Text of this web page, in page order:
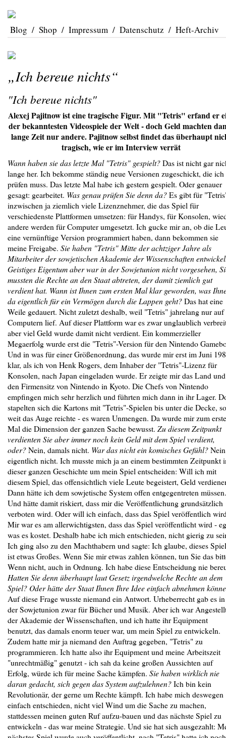
Blog / Shop / Impressum / Datenschutz / Heft-Archiv
„Ich bereue nichts“
"Ich bereue nichts"
Alexej Pajitnow ist eine tragische Figur. Mit "Tetris" erfand er
der bekanntesten Videospiele der Welt - doch Geld machten
lange Zeit nur andere. Pajitnow selbst findet das überhaupt
tragisch, wie er im Interview verrät
Wann haben sie das letzte Mal "Tetris" gespielt?Das ist nicht gar
lange her. Ich bekomme ständig neue Versionen zugeschickt, die ich
prüfen muss. Das letzte Mal habe ich gestern gespielt. Oder genauer
gesagt: gearbeitet. Was genau prüfen Sie denn da?Es gibt für
inzwischen ja ziemlich viele Lizenznehmer, die das Spiel für
verschiedenste Plattformen umsetzen: für Handys, für Konsolen,
andere werden für Computer umgesetzt. Ich gucke mir an, ob die
eine vernünftige Version programmiert haben, dann bekommen sie
meine Freigabe. Sie haben "Tetris" Mitte der achtziger Jahre als
Mitarbeiter der sowjetischen Akademie der Wissenschaften
Geistiges Eigentum aber war in der Sowjetunion nicht vorgesehen,
mussten die Rechte an den Staat abtreten, der damit ziemlich gut
verdient hat. Wann ist Ihnen zum ersten Mal klar geworden, was
da eigentlich für ein Vermögen durch die Lappen geht?Das hat eine
Weile gedauert. Nicht zuletzt deshalb, weil "Tetris" jahrelang nur auf
Computern lief. Auf dieser Plattform war es zwar unglaublich
aber viel Geld wurde damit nicht verdient. Ein kommerzieller
Megaerfolg wurde erst die "Tetris"-Version für den Nintendo
Und in was für einer Größenordnung, das wurde mir erst im Juni
klar, als ich von Henk Rogers, dem Inhaber der "Tetris"-Lizenz für
Konsolen, nach Japan eingeladen wurde. Er zeigte mir das Land und
den Firmensitz von Nintendo in Kyoto. Die Chefs von Nintendo
empfingen mich sehr herzlich und führten mich dann in ihr Lager.
stapelten sich die Kartons mit "Tetris"-Spielen bis unter die Decke, so
weit das Auge reichte - es waren Unmengen. Da wurde mir zum
Mal die Dimension der ganzen Sache bewusst. Zu diesem Zeitpunkt
verdienten Sie aber immer noch kein Geld mit dem Spiel verdient,
oder?Nein, damals nicht. War das nicht ein komisches Gefühl?
eigentlich nicht. Ich musste mich ja an einem bestimmten Zeitpunkt
dieser ganzen Geschichte um mein Spiel entscheiden: Will ich mit
diesem Spiel, das offensichtlich viele Leute begeistert, Geld
Dann hätte ich dem sowjetische System offen entgegentreten müssen.
Und hätte damit riskiert, dass mir die Veröffentlichung grundsätzlich
verboten wird. Oder will ich einfach, dass das Spiel veröffentlich
Mir war es am allerwichtigsten, dass das Spiel veröffentlicht wird -
was es kostet. Deshalb habe ich mich entschieden, nicht gierig zu
Ich ging also zu den Machthabern und sagte: Ich glaube, dieses Spiel
ist etwas Großes. Wenn Sie mir etwas zahlen können, tun Sie das
Wenn nicht, auch in Ordnung. Ich habe diese Entscheidung nie
Hatten Sie denn überhaupt laut Gesetz irgendwelche Rechte an dem
Spiel? Oder hätte der Staat Ihnen Ihre Idee einfach abnehmen
Auf diese Frage wusste niemand ein Antwort. Urheberrecht gab es in
der Sowjetunion zwar für Bücher und Musik. Aber ich war
der Akademie der Wissenschaften, und ich hatte ihr Equipment
benutzt, das damals enorm teuer war, um mein Spiel zu entwickeln.
Zudem hatte mir ja niemand den Auftrag gegeben, "Tetris" zu
programmieren. Ich hatte also ihr Equipment und meine Arbeitszeit
"unrechtmäßig" genutzt - ich sah da keine großen Aussichten auf
Erfolg, würde ich für meine Sache kämpfen. Sie haben wirklich nie
daran gedacht, sich gegen das System aufzulehnen?Ich bin kein
Revolutionär, der gerne um Rechte kämpft. Ich habe mich deswegen
einfach entschieden, nicht viel Wind um die Sache zu machen,
stattdessen meinen guten Ruf aufzu-bauen und das nächste Spiel zu
entwickeln - das war meine Strategie. Und sie hat sich ausgezahlt: